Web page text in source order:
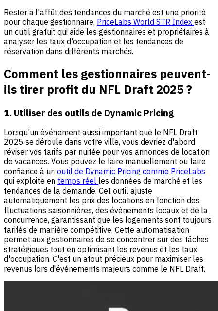
Rester à l'affût des tendances du marché est une priorité
pour chaque gestionnaire. PriceLabs World STR Index est
un outil gratuit qui aide les gestionnaires et propriétaires à
analyser les taux d'occupation et les tendances de
réservation dans différents marchés.
Comment les gestionnaires peuvent-
ils tirer profit du NFL Draft 2025 ?
1. Utiliser des outils de Dynamic Pricing
Lorsqu'un événement aussi important que le NFL Draft
2025 se déroule dans votre ville, vous devriez d'abord
réviser vos tarifs par nuitée pour vos annonces de location
de vacances. Vous pouvez le faire manuellement ou faire
confiance à un outil de Dynamic Pricing comme PriceLabs
qui exploite en temps réel les données de marché et les
tendances de la demande. Cet outil ajuste
automatiquement les prix des locations en fonction des
fluctuations saisonnières, des événements locaux et de la
concurrence, garantissant que les logements sont toujours
tarifés de manière compétitive. Cette automatisation
permet aux gestionnaires de se concentrer sur des tâches
stratégiques tout en optimisant les revenus et les taux
d'occupation. C'est un atout précieux pour maximiser les
revenus lors d'événements majeurs comme le NFL Draft.